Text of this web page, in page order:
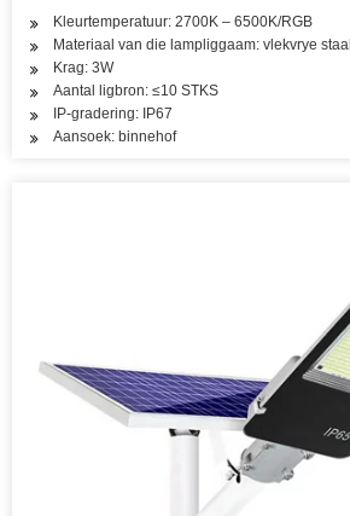
Kleurtemperatuur: 2700K – 6500K/RGB
Materiaal van die lampliggaam: vlekvrye staal
Krag: 3W
Aantal ligbron: ≤10 STKS
IP-gradering: IP67
Aansoek: binnehof